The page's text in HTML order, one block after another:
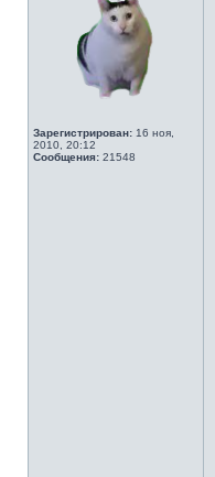
Зарегистрирован: 16 ноя,
2010, 20:12
Сообщения: 21548